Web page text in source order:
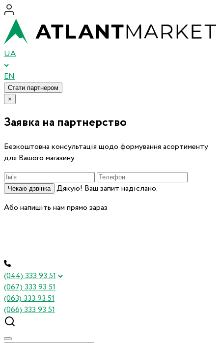
UA
EN
Стати партнером
×
Заявка на партнерство
Безкоштовна консультація щодо формування асортименту
для Вашого магазину
Чекаю дзвінка
Дякую! Ваш запит надіслано.
Або напишіть нам прямо зараз
(044) 333 93 51
(067) 333 93 51
(063) 333 93 51
(066) 333 93 51